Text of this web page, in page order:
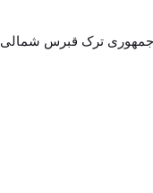
جمهوری ترک قبرس شمالی